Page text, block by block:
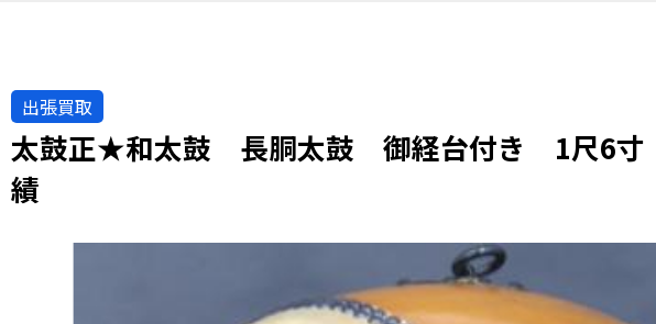
出張買取
太鼓正★和太鼓 長胴太鼓 御経台付き 1尺6寸
績